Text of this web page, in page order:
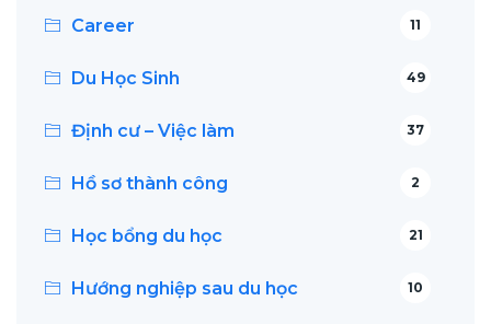
Career 11
Du Học Sinh 49
Định cư – Việc làm 37
Hồ sơ thành công 2
Học bổng du học 21
Hướng nghiệp sau du học 10